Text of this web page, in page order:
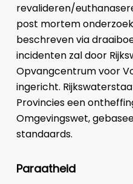
revalideren/
post mortem
beschreven via
incidenten zal door
Opvangcentrum voor
ingericht.
Provincies een
Omgevingswet,
standaards.
Paraatheid